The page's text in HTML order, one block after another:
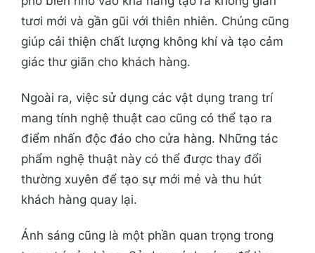
tươi mới và gần gũi với thiên nhiên. Chúng cũng
giúp cải thiện chất lượng không khí và tạo cảm
giác thư giãn cho khách hàng.
Ngoài ra, việc sử dụng các vật dụng trang trí
mang tính nghệ thuật cao cũng có thể tạo ra
điểm nhấn độc đáo cho cửa hàng. Những tác
phẩm nghệ thuật này có thể được thay đổi
thường xuyên để tạo sự mới mẻ và thu hút
khách hàng quay lại.
Ánh sáng cũng là một phần quan trọng trong